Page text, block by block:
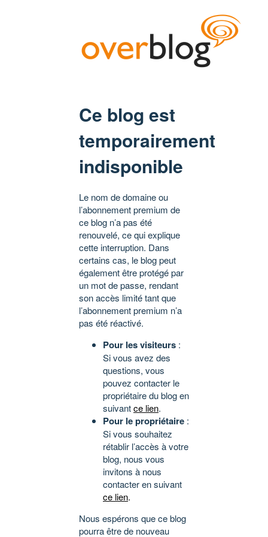
Ce blog est
temporairement
indisponible
Le nom de domaine ou
l’abonnement premium de
ce blog n’a pas été
renouvelé, ce qui explique
cette interruption. Dans
certains cas, le blog peut
également être protégé par
un mot de passe, rendant
son accès limité tant que
l’abonnement premium n’a
pas été réactivé.
Pour les visiteurs :
Si vous avez des
questions, vous
pouvez contacter le
propriétaire du blog en
suivantce lien.
Pour le propriétaire :
Si vous souhaitez
rétablir l’accès à votre
blog, nous vous
invitons à nous
contacter en suivant
ce lien.
Nous espérons que ce blog
pourra être de nouveau